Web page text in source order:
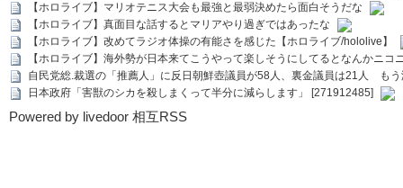
【ホロライブ】マリオテニス大会も最強と最弱決めたら面白そうだな
【ホロライブ】真面目な話するとマリアやり過ぎではあったな
【ホロライブ】改めてラジオ体操の有能さを感じた【ホロライブ/hololive】
【ホロライブ】海外勢が日本来てこうやって楽しそうにしてるとなんかニコ
自民党総.裁選の「推薦人」に反日朝鮮壺議員が58人、裏金議員は21人 も
日本政府「害獣のシカを殺しまくって半分に減らします」 [271912485]
Powered by livedoor 相互RSS